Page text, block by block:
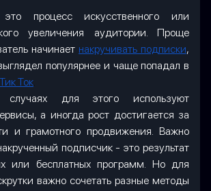
процесс искусственного или
увеличения аудитории. Проще
начинает накручивать подписки,
популярнее и чаще попадал в
Тик Ток.
случаях для этого используют
а иногда рост достигается за
и грамотного продвижения. Важно
подписчик - это результат
или бесплатных программ. Но для
важно сочетать разные методы